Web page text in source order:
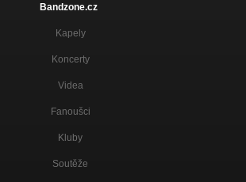
Bandzone.cz
Kapely
Koncerty
Videa
Fanoušci
Kluby
Soutěže